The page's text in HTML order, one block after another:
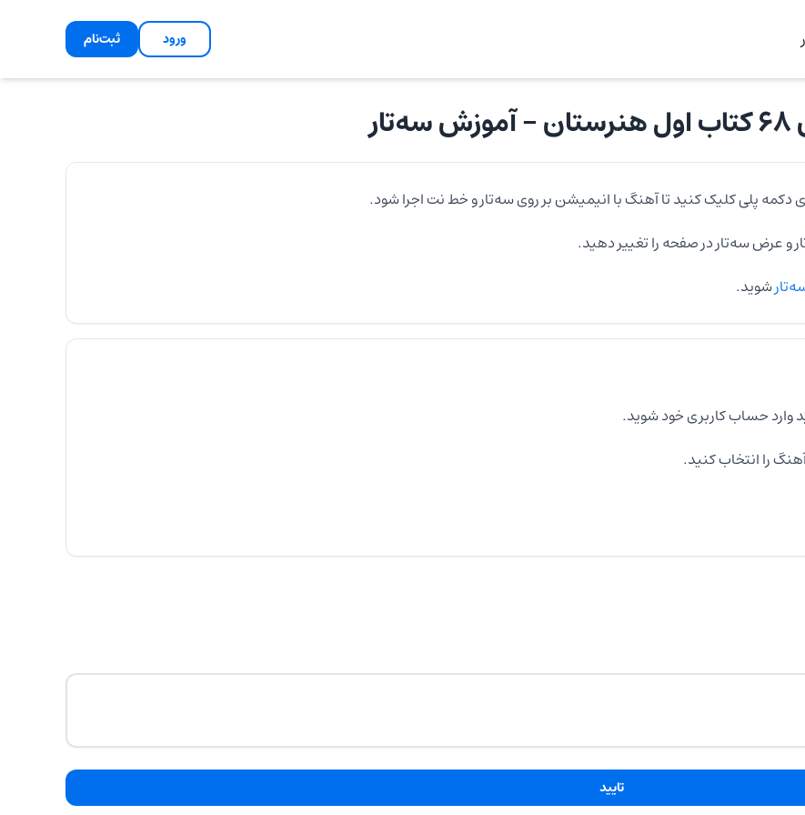
ورود ثبت‌نام
- آموزشسه‌تار
دکمه پلی کلیک کنید تا آهنگ با انیمیشن بر رویسه‌تارو خط نت اجرا شود.
و عرضسه‌تاردر صفحه را تغییر دهید.
شوید.
وارد حساب کاربری خود شوید.
را انتخاب کنید.
تایید